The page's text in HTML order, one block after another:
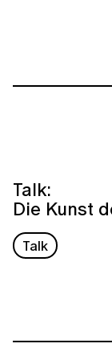
Talk:
Die Kunst
Talk